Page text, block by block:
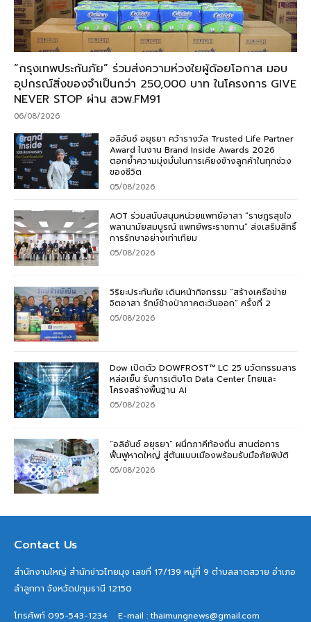
“กรุงเทพประกันภัย” ร่วมส่งความห่วงใยผู้ด้อยโอกาส มอบ
อุปกรณ์สิ่งของจำเป็นกว่า 250,000 บาท ในโครงการ GIVE
NEVER STOP ผ่าน สวพ.FM91
06/08/2026
อลิอันซ์ อยุธยา คว้ารางวัล Trusted Life Partner
Award ในงาน Brand Inside Awards 2026
ตอกย้ำความมุ่งมั่นในการเคียงข้างลูกค้าในทุกช่วง
ของชีวิต
05/08/2026
AOT ร่วมสนับสนุนหน่วยแพทย์อาสา “ราษฎรสุขใจ
พลานามัยสมบูรณ์ แพทย์พระราชทาน” ส่งเสริมสิทธิ์
การรักษาอย่างเท่าเทียม
05/08/2026
วิริยะประกันภัย เดินหน้ากิจกรรม “สร้างเครือข่าย
จิตอาสา รักษ์ช้างป่าภาคตะวันออก” ครั้งที่ 2
05/08/2026
Dow เปิดตัว DOWFROST™ LC 25 นวัตกรรมสาร
หล่อเย็น รับการเติบโต Data Center ไทยและ
โครงสร้างพื้นฐาน AI
05/08/2026
“อลิอันซ์ อยุธยา” ผนึกภาคีท้องถิ่น สานต่อการ
ฟื้นฟูหาดใหญ่ สู่ต้นแบบเมืองพร้อมรับมือภัยพิบัติ
05/08/2026
Contact Us
สำนักงานใหญ่ สำนักข่าวไทยมุง เลขที่ 17/139 หมู่ที่ 9 ตำบลลาดสวาย อำเภอ
ลำลูกกา จังหวัดปทุมธานี 12150
โทรศัพท์ 095-543-1234 E-mail : thaimungnews@gmail.com